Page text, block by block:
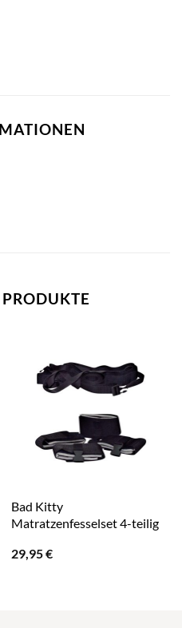
Bad Kitty
Matratzenfesselset 4-teilig
29,95€